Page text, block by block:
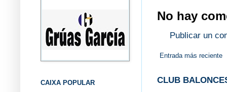
No hay
Publicar un
Entrada más reciente
CLUB
CAIXA POPULAR